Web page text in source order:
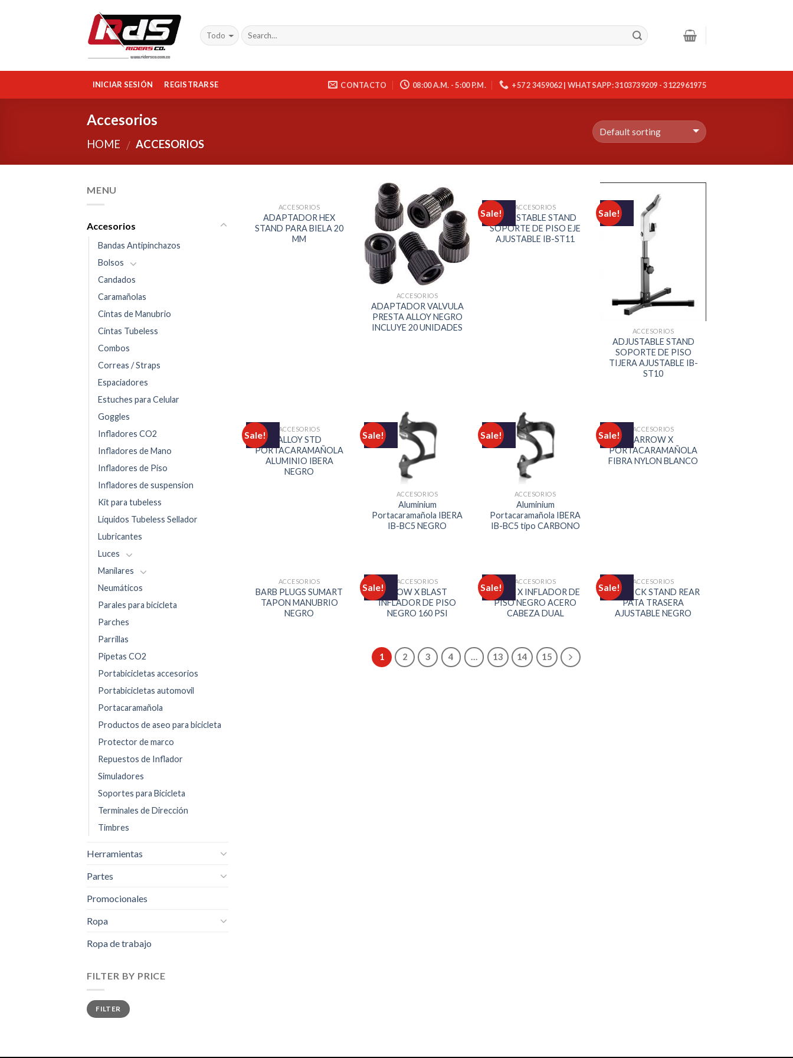
INICIAR SESIÓN REGISTRARSE CONTACTO 08:00 A.M. - 5:00 P.M. +57 2 3459062 | WHATSAPP: 3103739209 - 3122961975
Accesorios
HOME / ACCESORIOS
MENU
Accesorios
Bandas Antipinchazos
Bolsos
Candados
Caramañolas
Cintas de Manubrio
Cintas Tubeless
Combos
Correas / Straps
Espaciadores
Estuches para Celular
Goggles
Infladores CO2
Infladores de Mano
Infladores de Piso
Infladores de suspension
Kit para tubeless
Líquidos Tubeless Sellador
Lubricantes
Luces
Manilares
Neumáticos
Parales para bicicleta
Parches
Parrillas
Pipetas CO2
Portabicicletas accesorios
Portabicicletas automovil
Portacaramañola
Productos de aseo para bicicleta
Protector de marco
Repuestos de Inflador
Simuladores
Soportes para Bicicleta
Terminales de Dirección
Timbres
Herramientas
Partes
Promocionales
Ropa
Ropa de trabajo
FILTER BY PRICE
Min
price
Max
priceFILTER
ACCESORIOS
ADAPTADOR HEX
STAND PARA BIELA 20
MM
ACCESORIOS
ADAPTADOR VALVULA
PRESTA ALLOY NEGRO
INCLUYE 20 UNIDADES
Sale!
ACCESORIOS
ADJUSTABLE STAND
SOPORTE DE PISO EJE
AJUSTABLE IB-ST11
Sale!
ACCESORIOS
ADJUSTABLE STAND
SOPORTE DE PISO
TIJERA AJUSTABLE IB-
ST10
Sale!
ACCESORIOS
ALLOY STD
PORTACARAMAÑOLA
ALUMINIO IBERA
NEGRO
Sale!
ACCESORIOS
Aluminium
Portacaramañola IBERA
IB-BC5 NEGRO
Sale!
ACCESORIOS
Aluminium
Portacaramañola IBERA
IB-BC5 tipo CARBONO
Sale!
ACCESORIOS
ARROW X
PORTACARAMAÑOLA
FIBRA NYLON BLANCO
ACCESORIOS
BARB PLUGS SUMART
TAPON MANUBRIO
NEGRO
Sale!
ACCESORIOS
BLOW X BLAST
INFLADOR DE PISO
NEGRO 160 PSI
Sale!
ACCESORIOS
BLOW X INFLADOR DE
PISO NEGRO ACERO
CABEZA DUAL
Sale!
ACCESORIOS
BTT KICK STAND REAR
PATA TRASERA
AJUSTABLE NEGRO
1 2 3 4 … 13 14 15